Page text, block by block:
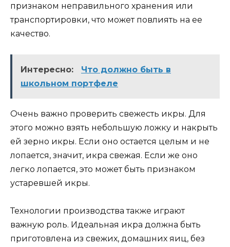
признаком неправильного хранения или
транспортировки, что может повлиять на ее
качество.
Интересно:
Что должно быть в
школьном портфеле
Очень важно проверить свежесть икры. Для
этого можно взять небольшую ложку и накрыть
ей зерно икры. Если оно остается целым и не
лопается, значит, икра свежая. Если же оно
легко лопается, это может быть признаком
устаревшей икры.
Технологии производства также играют
важную роль. Идеальная икра должна быть
приготовлена из свежих, домашних яиц, без